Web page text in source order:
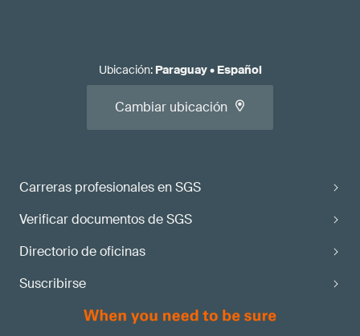
Carreras profesionales en SGS
Verificar documentos de SGS
Directorio de oficinas
Suscribirse
Ubicación: Paraguay• Español
Cambiar ubicación